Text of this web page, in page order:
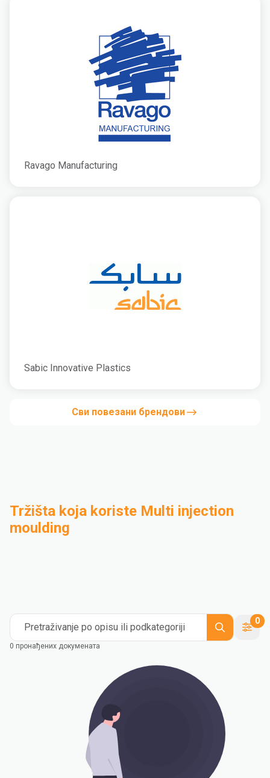
Ravago Manufacturing
Sabic Innovative Plastics
Сви повезани брендови
Tržišta koja koriste Multi injection
moulding
Pretraživanje po opisu ili podkategoriji
0
0 пронађених докумената